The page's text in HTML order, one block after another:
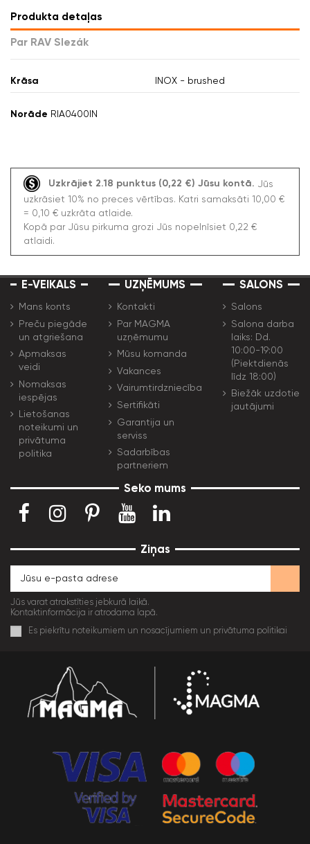
Produkta detaļas
Par RAV Slezák
Krāsa INOX - brushed
Norāde RIA0400IN
Uzkrājiet 2.18 punktus (0,22 €) Jūsu kontā. Jūs
uzkrāsiet 10% no preces vērtības. Katri samaksāti 10,00 €
= 0,10 € uzkrāta atlaide.
Kopā par Jūsu pirkuma grozi Jūs nopelnīsiet 0,22 €
atlaidi.
E-VEIKALS
Mans konts
Preču piegāde
un atgriešana
Apmaksas
veidi
Nomaksas
iespējas
Lietošanas
noteikumi un
privātuma
politika
UZŅĒMUMS
Kontakti
Par MAGMA
uzņēmumu
Mūsu komanda
Vakances
Vairumtirdzniecība
Sertifikāti
Garantija un
serviss
Sadarbības
partneriem
SALONS
Salons
Salona darba
laiks: Dd.
10:00-19:00
(Piektdienās
līdz 18:00)
Biežāk uzdotie
jautājumi
Seko mums
Ziņas
Jūs varat atrakstīties jebkurā laikā.
Kontaktinformācija ir atrodama lapā.
Es piekrītu noteikumiem un nosacījumiem un privātuma politikai